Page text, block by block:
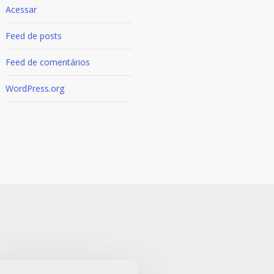
Acessar
Feed de posts
Feed de comentários
WordPress.org